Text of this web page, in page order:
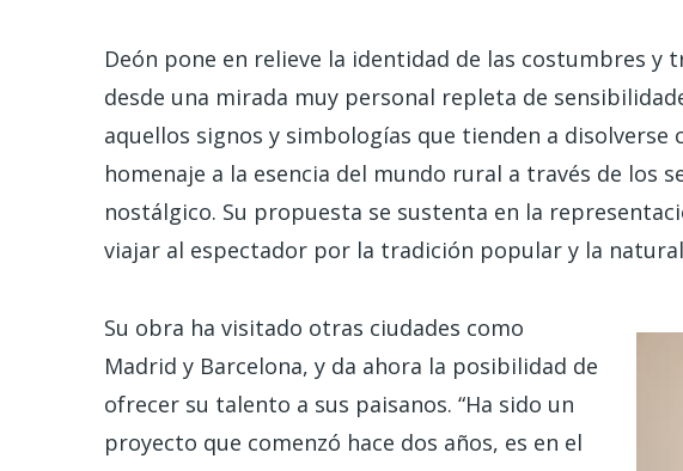
Deón pone en relieve la identidad de las costumbres y
desde una mirada muy personal repleta de
aquellos signos y simbologías que tienden a disolverse
homenaje a la esencia del mundo rural a través de los
nostálgico. Su propuesta se sustenta en la
viajar al espectador por la tradición popular y la
Su obra ha visitado otras ciudades como
Madrid y Barcelona, y da ahora la posibilidad de
ofrecer su talento a sus paisanos. “Ha sido un
proyecto que comenzó hace dos años, es en el